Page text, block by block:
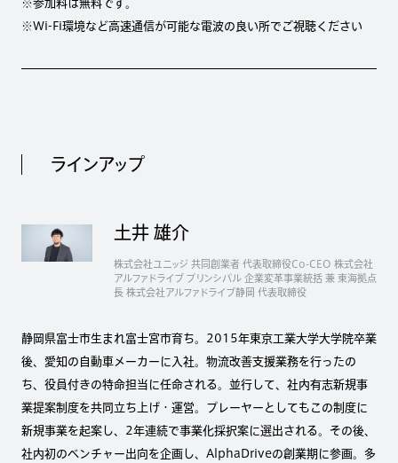
※参加料は無料です。
※Wi-Fi環境など高速通信が可能な電波の良い所でご視聴ください
ラインアップ
土井 雄介
株式会社ユニッジ 共同創業者 代表取締役Co-CEO 株式会社
アルファドライブ プリンシパル 企業変革事業統括 兼 東海拠点
長 株式会社アルファドライブ静岡 代表取締役
静岡県富士市生まれ富士宮市育ち。2015年東京工業大学大学院卒業
後、愛知の自動車メーカーに入社。物流改善支援業務を行ったの
ち、役員付きの特命担当に任命される。並行して、社内有志新規事
業提案制度を共同立ち上げ・運営。プレーヤーとしてもこの制度に
新規事業を起案し、2年連続で事業化採択案に選出される。その後、
社内初のベンチャー出向を企画し、AlphaDriveの創業期に参画。多